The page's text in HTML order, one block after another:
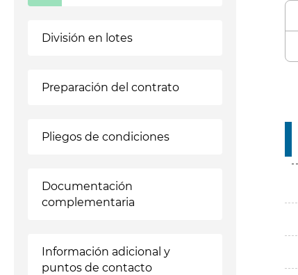
División en lotes
Preparación del contrato
Pliegos de condiciones
Documentación
complementaria
Información adicional y
puntos de contacto